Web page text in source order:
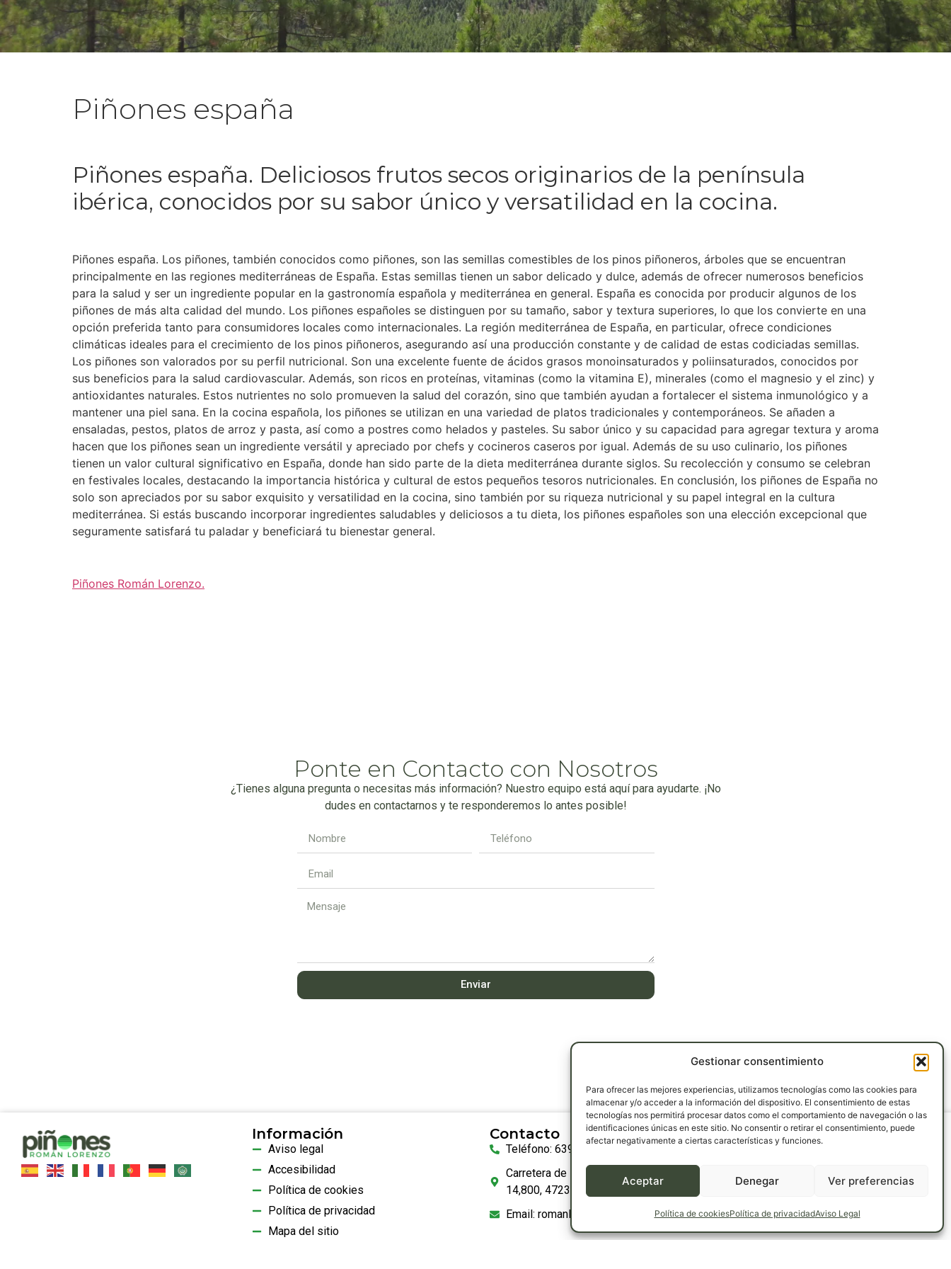
Gestionar consentimiento
Para ofrecer las mejores experiencias, utilizamos tecnologías como las cookies para
almacenar y/o acceder a la información del dispositivo. El consentimiento de estas
tecnologías nos permitirá procesar datos como el comportamiento de navegación o las
identificaciones únicas en este sitio. No consentir o retirar el consentimiento, puede
afectar negativamente a ciertas características y funciones.
Aceptar Denegar Ver preferencias
Política de cookiesPolítica de privacidadAviso Legal
Piñones españa
Piñones españa. Deliciosos frutos secos originarios de la península
ibérica, conocidos por su sabor único y versatilidad en la cocina.
Piñones españa. Los piñones, también conocidos como piñones, son las semillas comestibles de los pinos piñoneros, árboles que se encuentran
principalmente en las regiones mediterráneas de España. Estas semillas tienen un sabor delicado y dulce, además de ofrecer numerosos beneficios
para la salud y ser un ingrediente popular en la gastronomía española y mediterránea en general. España es conocida por producir algunos de los
piñones de más alta calidad del mundo. Los piñones españoles se distinguen por su tamaño, sabor y textura superiores, lo que los convierte en una
opción preferida tanto para consumidores locales como internacionales. La región mediterránea de España, en particular, ofrece condiciones
climáticas ideales para el crecimiento de los pinos piñoneros, asegurando así una producción constante y de calidad de estas codiciadas semillas.
Los piñones son valorados por su perfil nutricional. Son una excelente fuente de ácidos grasos monoinsaturados y poliinsaturados, conocidos por
sus beneficios para la salud cardiovascular. Además, son ricos en proteínas, vitaminas (como la vitamina E), minerales (como el magnesio y el zinc) y
antioxidantes naturales. Estos nutrientes no solo promueven la salud del corazón, sino que también ayudan a fortalecer el sistema inmunológico y a
mantener una piel sana. En la cocina española, los piñones se utilizan en una variedad de platos tradicionales y contemporáneos. Se añaden a
ensaladas, pestos, platos de arroz y pasta, así como a postres como helados y pasteles. Su sabor único y su capacidad para agregar textura y aroma
hacen que los piñones sean un ingrediente versátil y apreciado por chefs y cocineros caseros por igual. Además de su uso culinario, los piñones
tienen un valor cultural significativo en España, donde han sido parte de la dieta mediterránea durante siglos. Su recolección y consumo se celebran
en festivales locales, destacando la importancia histórica y cultural de estos pequeños tesoros nutricionales. En conclusión, los piñones de España no
solo son apreciados por su sabor exquisito y versatilidad en la cocina, sino también por su riqueza nutricional y su papel integral en la cultura
mediterránea. Si estás buscando incorporar ingredientes saludables y deliciosos a tu dieta, los piñones españoles son una elección excepcional que
seguramente satisfará tu paladar y beneficiará tu bienestar general.
Piñones Román Lorenzo.
Ponte en Contacto con Nosotros
¿Tienes alguna pregunta o necesitas más información? Nuestro equipo está aquí para ayudarte. ¡No
dudes en contactarnos y te responderemos lo antes posible!
Enviar
Información
Aviso legal
Accesibilidad
Política de cookies
Política de privacidad
Mapa del sitio
Contacto
Teléfono: 639 36 52 57
Carretera de Medina del Campo, km
14,800, 47230, Matapozuelos
Email: romanlorenzosl@gmail.com